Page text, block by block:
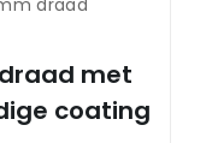
draad
met
coating